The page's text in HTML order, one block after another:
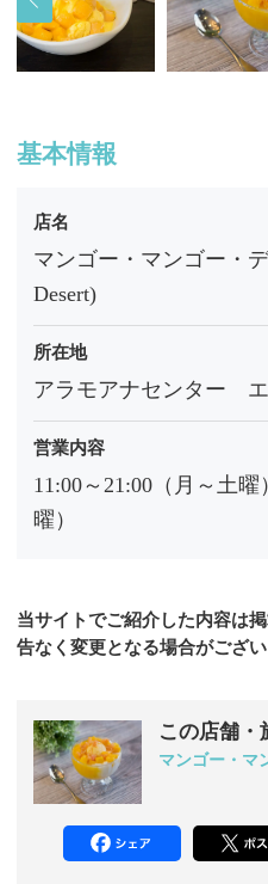
基本情報
店名
マンゴー・マンゴー・
Desert)
所在地
アラモアナセンター
営業内容
11:00～21:00（月～土曜
曜）
当サイトでご紹介した内容は
告なく変更となる場合がござい
この店舗・
マンゴー・マ